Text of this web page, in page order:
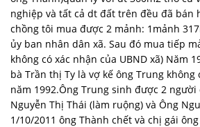
nghiệp và tất cả dt đất trên đều đã bán
chồng tôi mua được 2 mảnh: 1mảnh
ủy ban nhân dân xã. Sau đó mua tiếp
không có xác nhận của UBND xã) Năm
bà Trần thị Ty là vợ kế ông Trung không
năm 1992.Ông Trung sinh được 2 người
Nguyễn Thị Thái (làm ruộng) và Ông
1/10/2011 ông Thành chết và chị gái